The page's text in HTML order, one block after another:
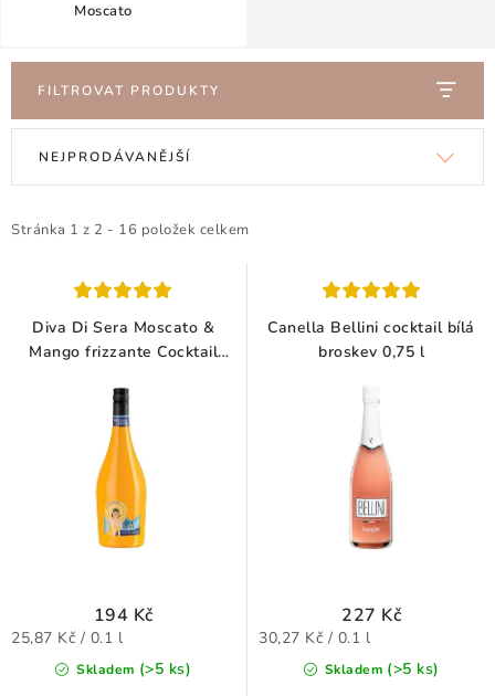
Doprava a platba
Kontakty
O nás Velkoobchod
Moscato
FILTROVAT PRODUKTY
i
Stránka 1 z 2 - 16 položek celkem
e
NEJPRODÁVANĚJŠÍ
Diva Di Sera Moscato &
Mango frizzante Cocktail
Skladem (>5 ks)
194 Kč
Měrná
25,87 Kč / 0.1 l
Canella Bellini cocktail bílá
broskev 0,75 l
Skladem (>5 ks)
227 Kč
Měrná
30,27 Kč / 0.1 l